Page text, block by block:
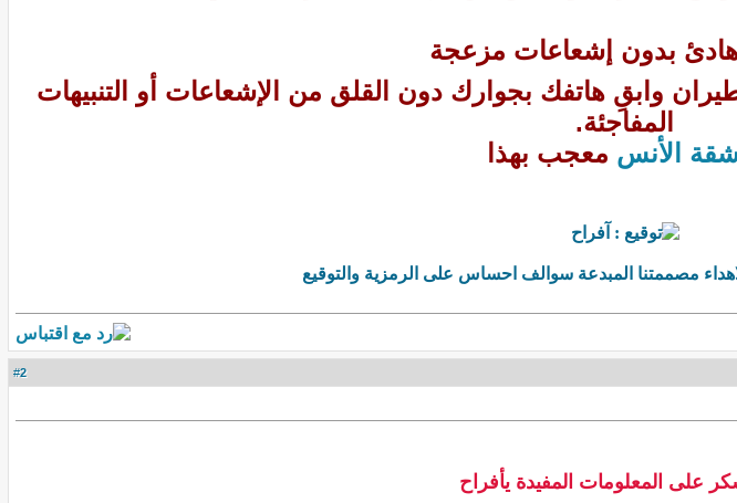
وابقِ هاتفك بجوارك دون القلق من الإشعاعات أو التنبيهات
المفاجئة.
الأنس معجب بهذا
مصممتنا المبدعة سوالف احساس على الرمزية والتوقيع
2
على المعلومات المفيدة يأفراح